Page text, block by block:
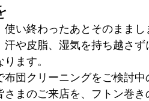
使い終わったあとそのままし
汗や皮脂、湿気を持ち越さ
ます。
布団クリーニングをご検討
さまのご来店を、フトン巻